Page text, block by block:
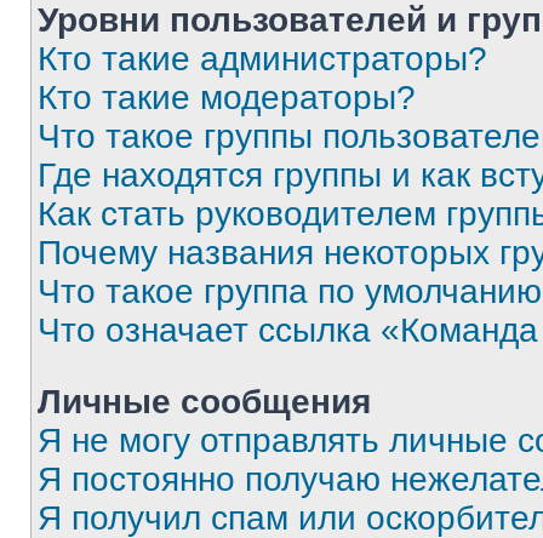
Уровни пользователей и
Кто такие администраторы?
Кто такие модераторы?
Что такое группы
Где находятся группы и как
Как стать руководителем
Почему названия некоторых
Что такое группа по
Что означает ссылка
Личные сообщения
Я не могу отправлять личные
Я постоянно получаю
Я получил спам или